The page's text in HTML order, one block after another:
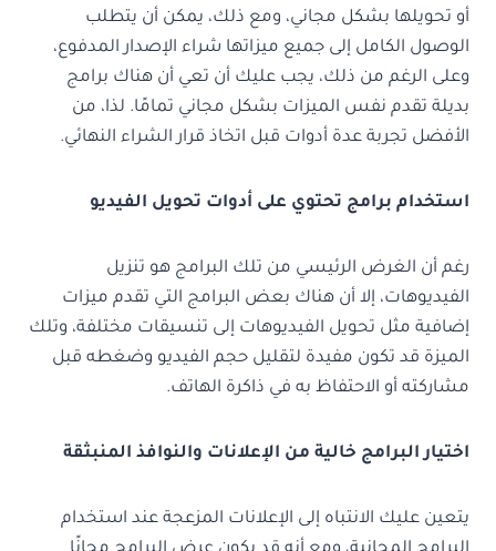
أو تحويلها بشكل مجاني، ومع ذلك، يمكن أن يتطلب
الوصول الكامل إلى جميع ميزاتها شراء الإصدار المدفوع،
وعلى الرغم من ذلك، يجب عليك أن تعي أن هناك برامج
بديلة تقدم نفس الميزات بشكل مجاني تمامًا. لذا، من
الأفضل تجربة عدة أدوات قبل اتخاذ قرار الشراء النهائي.
استخدام برامج تحتوي على أدوات تحويل الفيديو
رغم أن الغرض الرئيسي من تلك البرامج هو تنزيل
الفيديوهات، إلا أن هناك بعض البرامج التي تقدم ميزات
إضافية مثل تحويل الفيديوهات إلى تنسيقات مختلفة، وتلك
الميزة قد تكون مفيدة لتقليل حجم الفيديو وضغطه قبل
مشاركته أو الاحتفاظ به في ذاكرة الهاتف.
اختيار البرامج خالية من الإعلانات والنوافذ المنبثقة
يتعين عليك الانتباه إلى الإعلانات المزعجة عند استخدام